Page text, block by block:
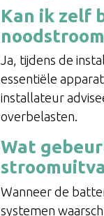
Kan ik zelf
Ja, tijdens de
essentiële
installateur
overbelasten.
Wat
Wanneer de
systemen